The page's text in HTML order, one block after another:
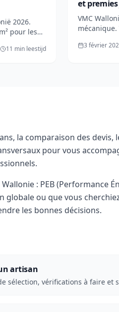
2026.
pour les
11 min leestijd
et
VMC
installatie.
3 février
la comparaison des devis,
pour vous
: PEB (Performance
ou que vous
les bonnes décisions.
artisan
sélection, vérifications à faire et